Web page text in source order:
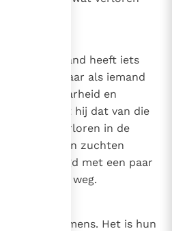
mens. Niemand heeft iets
en zonde. Maar als iemand
beetje waarheid en
dan heeft hij dat van die
we, verloren in de
moeten zuchten
bevochtigd met een paar
op onze weg.
wil van de mens. Het is hun